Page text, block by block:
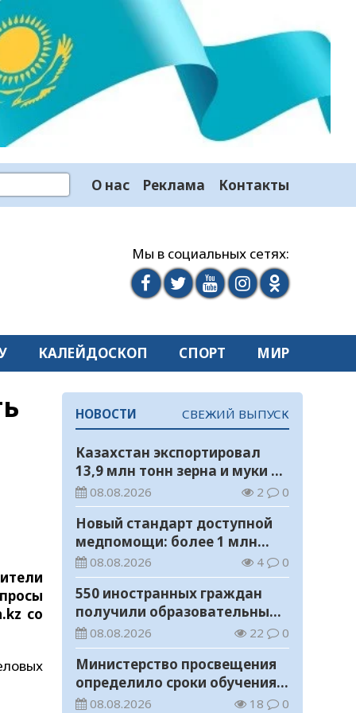
О нас Реклама Контакты
Мы в социальных сетях:
КАЛЕЙДОСКОП СПОРТ МИР
со
НОВОСТИ СВЕЖИЙ ВЫПУСК
Казахстан экспортировал
13,9 млн тонн зерна и муки в
зерновом эквиваленте
08.08.2026 2 0
Новый стандарт доступной
медпомощи: более 1 млн
казахстанцев получили
телемедицинские услуги
08.08.2026 4 0
550 иностранных граждан
получили образовательные
гранты для обучения в
Казахстане
08.08.2026 22 0
Министерство просвещения
определило сроки обучения и
каникул на 2026-2027
08.08.2026 18 0